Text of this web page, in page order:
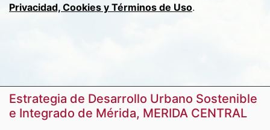
Privacidad, Cookies y Términos de Uso.
Estrategia de Desarrollo Urbano Sostenible
e Integrado de Mérida, MERIDA CENTRAL